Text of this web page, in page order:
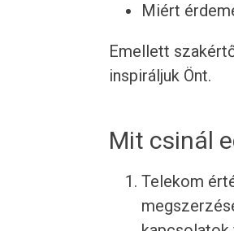
Miért
Emellett
inspiráljuk Önt.
Mit csinál
Telekom